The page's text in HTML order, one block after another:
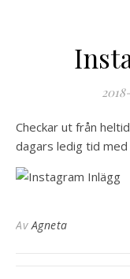
Checkar ut från heltidsjobb och ser fram emot några
dagars ledig tid med
AvAgneta